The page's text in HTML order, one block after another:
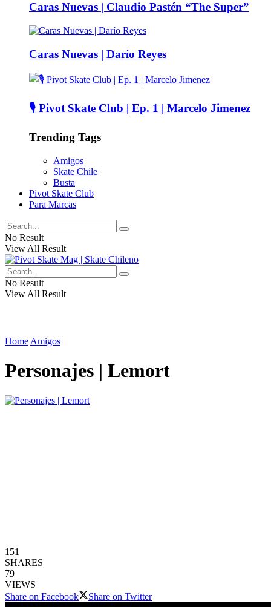
Caras Nuevas | Claudio Pastén “The Super”
Caras Nuevas | Darío Reyes
🎙️ Pivot Skate Club | Ep. 1 | Marcelo Jimenez
Trending Tags
Amigos
Skate Chile
Busta
Pivot Skate Club
Para Marcas
No Result
View All Result
No Result
View All Result
Home Amigos
Personajes | Lemort
151
SHARES
79
VIEWS
Share on Facebook
Share on Twitter